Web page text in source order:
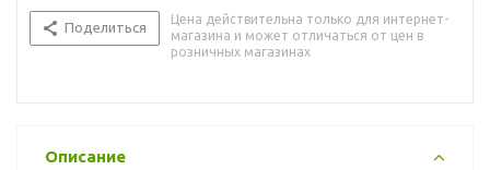
Поделиться
Цена действительна только для интернет-
магазина и может отличаться от цен в
розничных магазинах
Описание